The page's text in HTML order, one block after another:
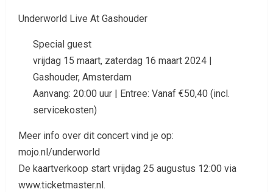
Underworld Live At Gashouder
Special guest
vrijdag 15 maart, zaterdag 16 maart 2024 |
Gashouder, Amsterdam
Aanvang: 20:00 uur | Entree: Vanaf €50,40 (incl.
servicekosten)
Meer info over dit concert vind je op:
mojo.nl/underworld
De kaartverkoop start vrijdag 25 augustus 12:00 via
www.ticketmaster.nl.